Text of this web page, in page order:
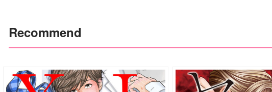
Recommend